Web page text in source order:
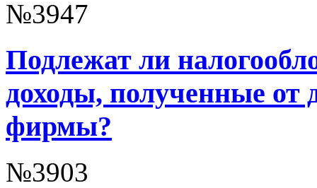
№3947
Подлежат ли
доходы, полученные от
фирмы?
№3903